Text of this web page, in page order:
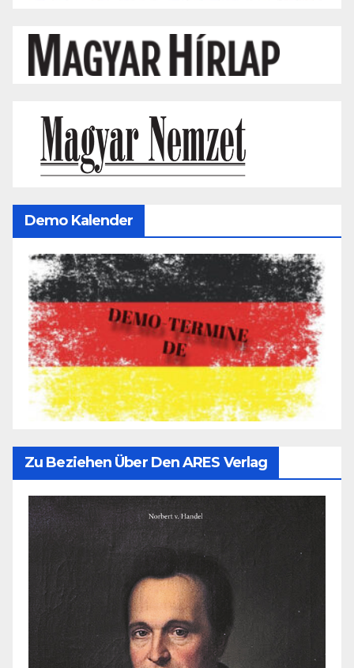
Demo Kalender
Zu Beziehen Über Den ARES Verlag